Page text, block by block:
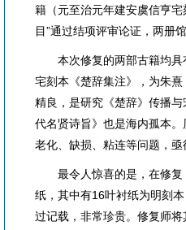
籍（元至治元年建安虞信亨
目”通过结项评审论证，两册
本次修复的两部古籍均具
宅刻本《楚辞集注》，为朱
精良，是研究《楚辞》传播
代名贤诗旨》也是海内孤本。
老化、缺损、粘连等问题，亟
最令人惊喜的是，在修复
纸，其中有16叶衬纸为明刻
过记载，非常珍贵。修复师将